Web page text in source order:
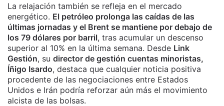
La relajación también se refleja en el mercado
energético. El petróleo prolonga las caídas de las
últimas jornadas y el Brent se mantiene por debajo de
los 79 dólares por barril, tras acumular un descenso
superior al 10% en la última semana. Desde Link
Gestión, su director de gestión cuentas minoristas,
Íñigo Isardo, destaca que cualquier noticia positiva
procedente de las negociaciones entre Estados
Unidos e Irán podría reforzar aún más el movimiento
alcista de las bolsas.